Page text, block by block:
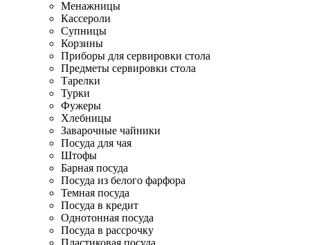
Менажницы
Кассероли
Супницы
Корзины
Приборы для сервировки стола
Предметы сервировки стола
Тарелки
Турки
Фужеры
Хлебницы
Заварочные чайники
Посуда для чая
Штофы
Барная посуда
Посуда из белого фарфора
Темная посуда
Посуда в кредит
Однотонная посуда
Посуда в рассрочку
Пластиковая посуда